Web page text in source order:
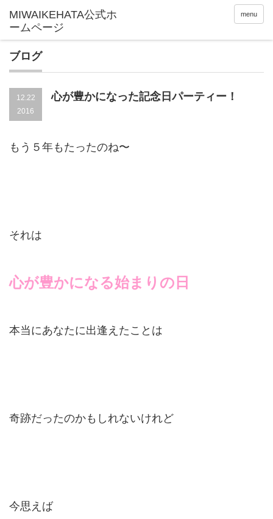
menu
ブログ
12.22
2016
心が豊かになった記念日パーティー！
もう５年もたったのね〜
それは
心が豊かになる始まりの日
本当にあなたに出逢えたことは
奇跡だったのかもしれないけれど
今思えば